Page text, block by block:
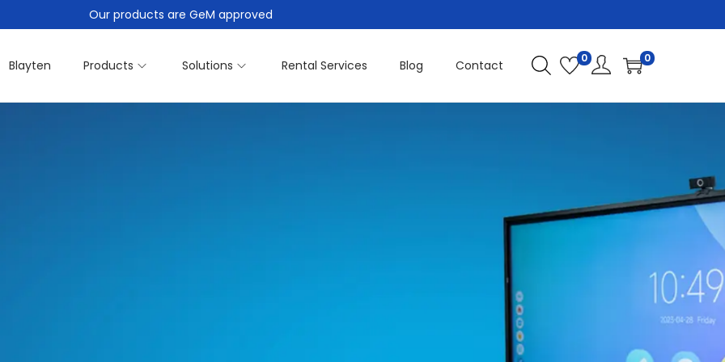
Our products are GeM approved
Blayten Products Solutions Rental Services Blog Contact 0 0